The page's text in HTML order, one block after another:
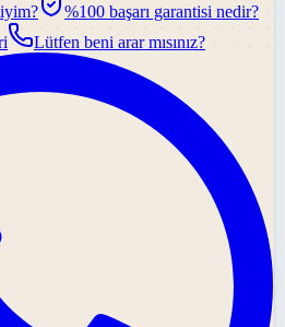
%100 başarı garantisi nedir?
Lütfen beni arar mısınız?